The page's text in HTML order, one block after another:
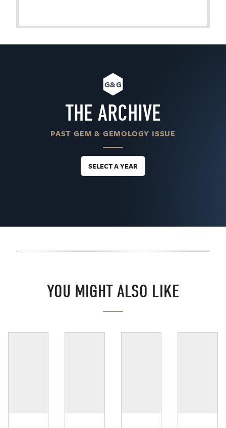
G&G
THE ARCHIVE
PAST GEM & GEMOLOGY ISSUE
SELECT A YEAR
YOU MIGHT ALSO LIKE